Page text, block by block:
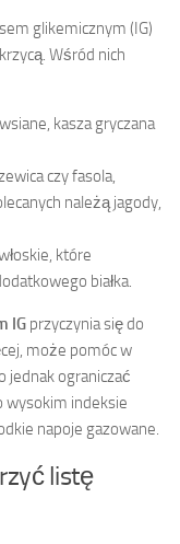
glikemicznym (IG)
Wśród nich
kasza gryczana
czy fasola,
należą jagody,
które
białka.
IG przyczynia się do
może pomóc w
jednak ograniczać
wysokim indeksie
napoje gazowane.
listę